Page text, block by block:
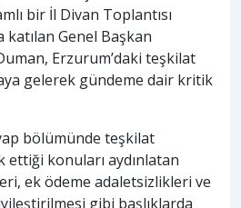
bir İl Divan Toplantısı
katılan Genel Başkan
Erzurum’daki teşkilat
gelerek gündeme dair kritik
bölümünde teşkilat
ettiği konuları aydınlatan
ek ödeme adaletsizlikleri ve
gibi başlıklarda